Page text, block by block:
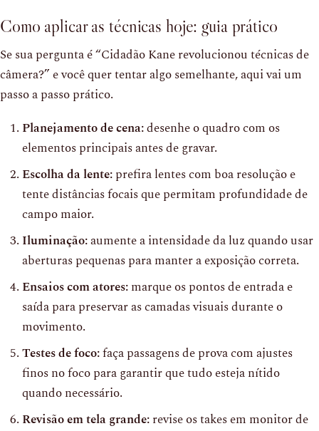
Como aplicar as técnicas hoje: guia prático
Se sua pergunta é “Cidadão Kane revolucionou técnicas de
câmera?” e você quer tentar algo semelhante, aqui vai um
passo a passo prático.
Planejamento de cena:desenhe o quadro com os
elementos principais antes de gravar.
Escolha da lente:prefira lentes com boa resolução e
tente distâncias focais que permitam profundidade de
campo maior.
Iluminação:aumente a intensidade da luz quando usar
aberturas pequenas para manter a exposição correta.
Ensaios com atores:marque os pontos de entrada e
saída para preservar as camadas visuais durante o
movimento.
Testes de foco:faça passagens de prova com ajustes
finos no foco para garantir que tudo esteja nítido
quando necessário.
Revisão em tela grande:revise os takes em monitor de